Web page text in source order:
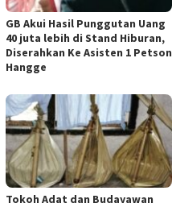
GB Akui Hasil Punggutan Uang
40 juta lebih di Stand Hiburan,
Diserahkan Ke Asisten 1 Petson
Hangge
Tokoh Adat dan Budayawan